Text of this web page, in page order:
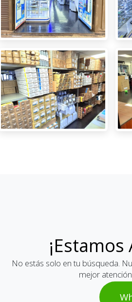
No estás solo en tu búsqueda.
mejor